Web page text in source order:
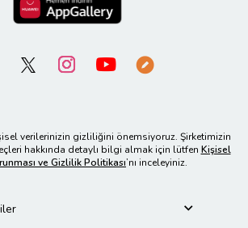
verilerinizin gizliliğini önemsiyoruz. Şirketimizin
hakkında detaylı bilgi almak için lütfen Kişisel
ve Gizlilik Politikası’nı inceleyiniz.